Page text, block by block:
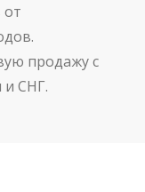
от
продажу с
и СНГ.